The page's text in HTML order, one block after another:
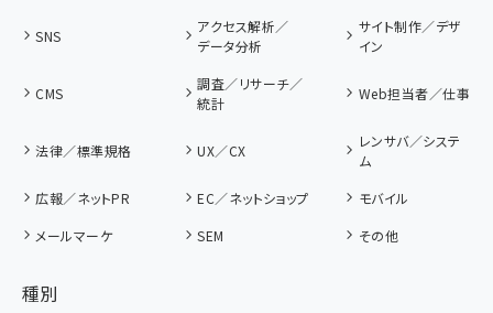
SNS
アクセス解析／
データ分析
サイト制作／デザ
イン
CMS
調査／リサーチ／
統計
Web担当者／仕事
法律／標準規格 UX／CX
レンサバ／システ
ム
広報／ネットPR
EC／ネットショップ
モバイル
メールマーケ
SEM その他
種別